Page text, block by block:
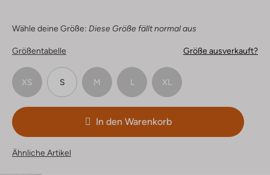
Wähle deine Größe: Diese Größe fällt normal aus
Größentabelle Größe ausverkauft?
XS S M L XL
In den Warenkorb
Ähnliche Artikel